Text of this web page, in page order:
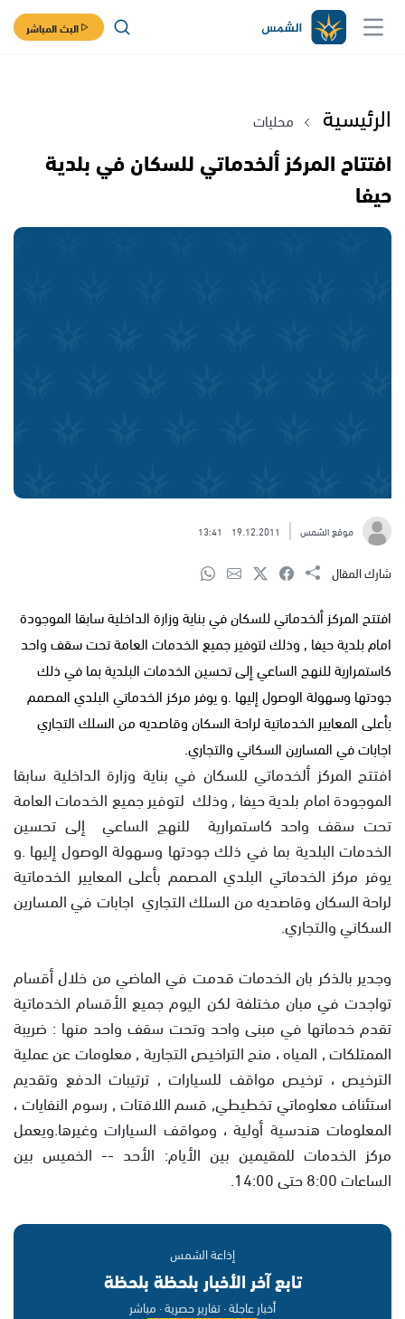
البث المباشر
الرئيسية محليات
افتتاح المركز ألخدماتي للسكان في بلدية
حيفا
موقع الشمس 19.12.2011
13:41
شارك المقال
افتتح المركز ألخدماتي للسكان في بناية وزارة الداخلية سابقا الموجودة
امام بلدية حيفا , وذلك لتوفير جميع الخدمات العامة تحت سقف واحد
كاستمرارية للنهج الساعي إلى تحسين الخدمات البلدية بما في ذلك
جودتها وسهولة الوصول إليها .و يوفر مركز الخدماتي البلدي المصمم
بأعلى المعايير الخدماتية لراحة السكان وقاصديه من السلك التجاري
اجابات في المسارين السكاني والتجاري.
افتتح المركز ألخدماتي للسكان في بناية وزارة الداخلية سابقا
الموجودة امام بلدية حيفا , وذلك لتوفير جميع الخدمات العامة
تحت سقف واحد كاستمرارية للنهج الساعي إلى تحسين
الخدمات البلدية بما في ذلك جودتها وسهولة الوصول إليها .و
يوفر مركز الخدماتي البلدي المصمم بأعلى المعايير الخدماتية
لراحة السكان وقاصديه من السلك التجاري اجابات في المسارين
السكاني والتجاري.
وجدير بالذكر بان الخدمات قدمت في الماضي من خلال أقسام
تواجدت في مبان مختلفة لكن اليوم جميع الأقسام الخدماتية
تقدم خدماتها في مبنى واحد وتحت سقف واحد منها : ضريبة
الممتلكات , المياه ، منح التراخيص التجارية , معلومات عن عملية
الترخيص ، ترخيص مواقف للسيارات , ترتيبات الدفع وتقديم
استئناف معلوماتي تخطيطي, قسم اللافتات , رسوم النفايات ،
المعلومات هندسية أولية ، ومواقف السيارات وغيرها.ويعمل
مركز الخدمات للمقيمين بين الأيام: الأحد -- الخميس بين
الساعات 8:00 حتى 14:00.
إذاعة الشمس
تابع آخر الأخبار بلحظة بلحظة
أخبار عاجلة · تقارير حصرية · مباشر